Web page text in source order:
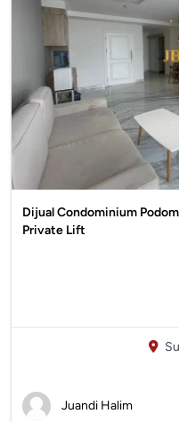
Dijual Condominium
Private Lift
Juandi Halim